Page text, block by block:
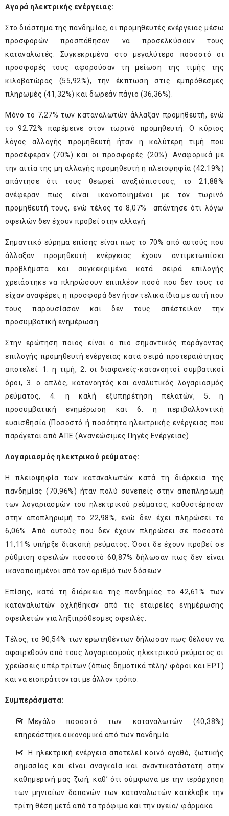
Αγορά ηλεκτρικής ενέργειας:
Στο διάστημα της πανδημίας, οι προμηθευτές ενέργειας μέσω
προσφορών προσπάθησαν να προσελκύσουν τους
καταναλωτές. Συγκεκριμένα στο μεγαλύτερο ποσοστό οι
προσφορές τους αφορούσαν τη μείωση της τιμής της
κιλοβατώρας (55,92%), την έκπτωση στις εμπρόθεσμες
πληρωμές (41,32%) και δωρεάν πάγιο (36,36%).
Μόνο το 7,27% των καταναλωτών άλλαξαν προμηθευτή, ενώ
το 92.72% παρέμεινε στον τωρινό προμηθευτή. Ο κύριος
λόγος αλλαγής προμηθευτή ήταν η καλύτερη τιμή που
προσέφεραν (70%) και οι προσφορές (20%). Αναφορικά με
την αιτία της μη αλλαγής προμηθευτή η πλειοψηφία (42.19%)
απάντησε ότι τους θεωρεί αναξιόπιστους, το 21,88%
ανέφεραν πως είναι ικανοποιημένοι με τον τωρινό
προμηθευτή τους, ενώ τέλος το 8,07% απάντησε ότι λόγω
οφειλών δεν έχουν προβεί στην αλλαγή.
Σημαντικό εύρημα επίσης είναι πως το 70% από αυτούς που
άλλαξαν προμηθευτή ενέργειας έχουν αντιμετωπίσει
προβλήματα και συγκεκριμένα κατά σειρά επιλογής
χρειάστηκε να πληρώσουν επιπλέον ποσό που δεν τους το
είχαν αναφέρει, η προσφορά δεν ήταν τελικά ίδια με αυτή που
τους παρουσίασαν και δεν τους απέστειλαν την
προσυμβατική ενημέρωση.
Στην ερώτηση ποιος είναι ο πιο σημαντικός παράγοντας
επιλογής προμηθευτή ενέργειας κατά σειρά προτεραιότητας
αποτελεί: 1. η τιμή, 2. οι διαφανείς-κατανοητοί συμβατικοί
όροι, 3. ο απλός, κατανοητός και αναλυτικός λογαριασμός
ρεύματος, 4. η καλή εξυπηρέτηση πελατών, 5. η
προσυμβατική ενημέρωση και 6. η περιβαλλοντική
ευαισθησία (Ποσοστό ή ποσότητα ηλεκτρικής ενέργειας που
παράγεται από ΑΠΕ (Ανανεώσιμες Πηγές Ενέργειας).
Λογαριασμός ηλεκτρικού ρεύματος:
Η πλειοψηφία των καταναλωτών κατά τη διάρκεια της
πανδημίας (70,96%) ήταν πολύ συνεπείς στην αποπληρωμή
των λογαριασμών του ηλεκτρικού ρεύματος, καθυστέρησαν
στην αποπληρωμή το 22,98%, ενώ δεν έχει πληρώσει το
6,06%. Από αυτούς που δεν έχουν πληρώσει σε ποσοστό
11,11% υπήρξε διακοπή ρεύματος. Όσοι δε έχουν προβεί σε
ρύθμιση οφειλών ποσοστό 60,87% δήλωσαν πως δεν είναι
ικανοποιημένοι από τον αριθμό των δόσεων.
Επίσης, κατά τη διάρκεια της πανδημίας το 42,61% των
καταναλωτών οχλήθηκαν από τις εταιρείες ενημέρωσης
οφειλετών για ληξιπρόθεσμες οφειλές.
Τέλος, το 90,54% των ερωτηθέντων δήλωσαν πως θέλουν να
αφαιρεθούν από τους λογαριασμούς ηλεκτρικού ρεύματος οι
χρεώσεις υπέρ τρίτων (όπως δημοτικά τέλη/ φόροι και ΕΡΤ)
και να εισπράττονται με άλλον τρόπο.
Συμπεράσματα:
Μεγάλο ποσοστό των καταναλωτών (40,38%)
επηρεάστηκε οικονομικά από των πανδημία.
Η ηλεκτρική ενέργεια αποτελεί κοινό αγαθό, ζωτικής
σημασίας και είναι αναγκαία και αναντικατάστατη στην
καθημερινή μας ζωή, καθ’ ότι σύμφωνα με την ιεράρχηση
των μηνιαίων δαπανών των καταναλωτών κατέλαβε την
τρίτη θέση μετά από τα τρόφιμα και την υγεία/ φάρμακα.